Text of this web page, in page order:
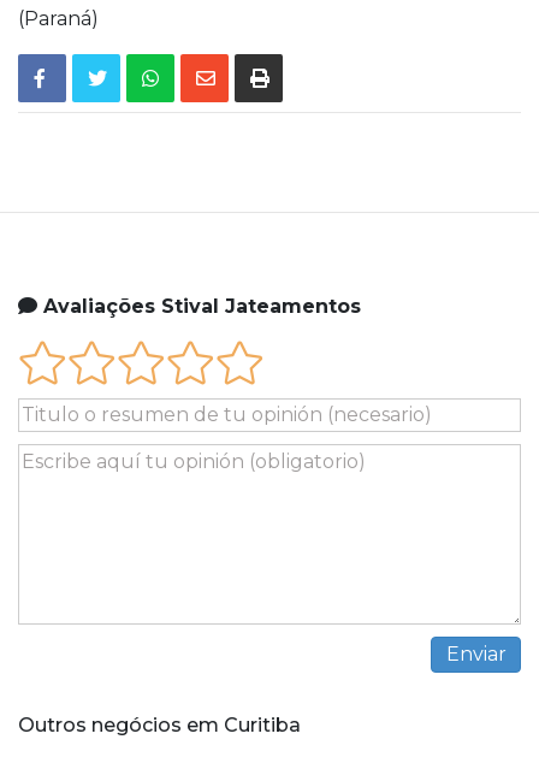
(Paraná)
Avaliações Stival Jateamentos
Outros negócios em Curitiba